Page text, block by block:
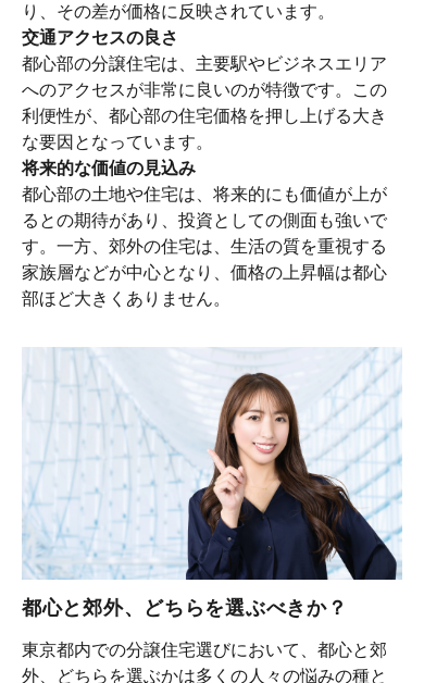
り、その差が価格に反映されています。
交通アクセスの良さ
都心部の分譲住宅は、主要駅やビジネスエリア
へのアクセスが非常に良いのが特徴です。この
利便性が、都心部の住宅価格を押し上げる大き
な要因となっています。
将来的な価値の見込み
都心部の土地や住宅は、将来的にも価値が上が
るとの期待があり、投資としての側面も強いで
す。一方、郊外の住宅は、生活の質を重視する
家族層などが中心となり、価格の上昇幅は都心
部ほど大きくありません。
都心と郊外、どちらを選ぶべきか？
東京都内での分譲住宅選びにおいて、都心と郊
外、どちらを選ぶかは多くの人々の悩みの種と